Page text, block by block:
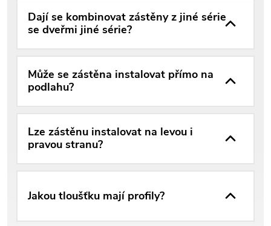
Dají se kombinovat zástěny z jiné série
se dveřmi jiné série?
Může se zástěna instalovat přímo na
podlahu?
Lze zástěnu instalovat na levou i
pravou stranu?
Jakou tloušťku mají profily?